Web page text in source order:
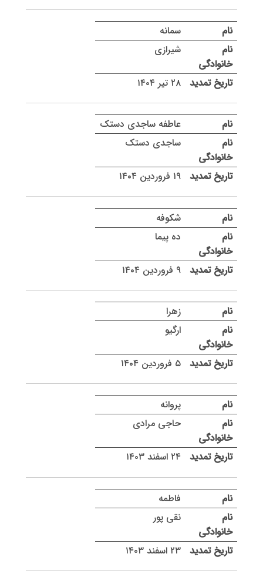
سمانه
شیرازی
۲۸ تیر ۱۴۰۴
عاطفه ساجدی دستک
ساجدی دستک
۱۹ فروردین ۱۴۰۴
شکوفه
ده پیما
۹ فروردین ۱۴۰۴
زهرا
ارگیو
۵ فروردین ۱۴۰۴
پروانه
حاجی مرادی
۲۴ اسفند ۱۴۰۳
فاطمه
نقی پور
۲۳ اسفند ۱۴۰۳